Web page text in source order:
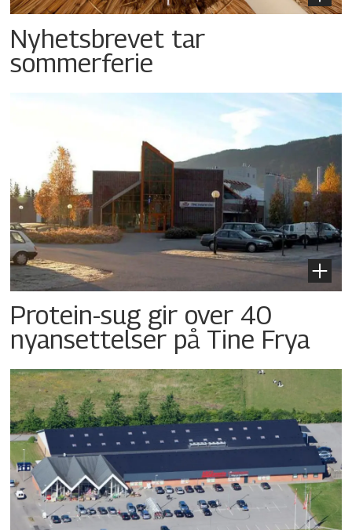
Nyhetsbrevet tar
sommerferie
Protein-sug gir over 40
nyansettelser på Tine Frya